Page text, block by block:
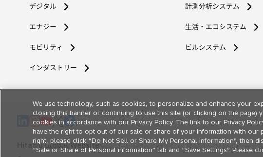
デジタル
エナジー
モビリティ
インダストリー
計測分析システム
生活・エコシステム
ビルシステム
新
し
い
新
し
い
新
し
い
新
し
い
新
し
い
Hitachi Global Website
We use technology, such as cookies, to personalize and enhance your
closing this banner or continuing to use this site (or clicking on the page)
cookies in accordance with our Privacy Policy. The link to our Privacy
have the right to opt out of our sale or share of your information with our
right, please click “Do Not Sell or Share My Personal Information”, then
“Sale or Share of Personal information” tab and “Save Settings”. Please